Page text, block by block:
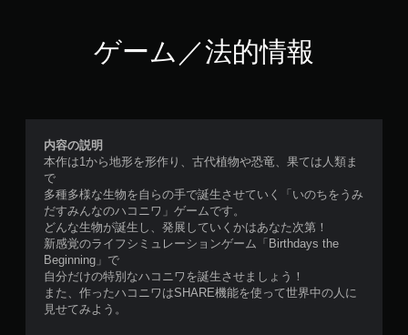
ゲーム／法的情報
内容の説明
本作は1から地形を形作り、古代植物や恐竜、果ては人類ま
で
多種多様な生物を自らの手で誕生させていく「いのちをうみ
だすみんなのハコニワ」ゲームです。
どんな生物が誕生し、発展していくかはあなた次第！
新感覚のライフシミュレーションゲーム「Birthdays the
Beginning」で
自分だけの特別なハコニワを誕生させましょう！
また、作ったハコニワはSHARE機能を使って世界中の人に
見せてみよう。